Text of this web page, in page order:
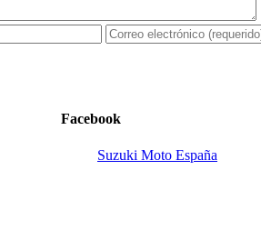
Facebook
Suzuki Moto España